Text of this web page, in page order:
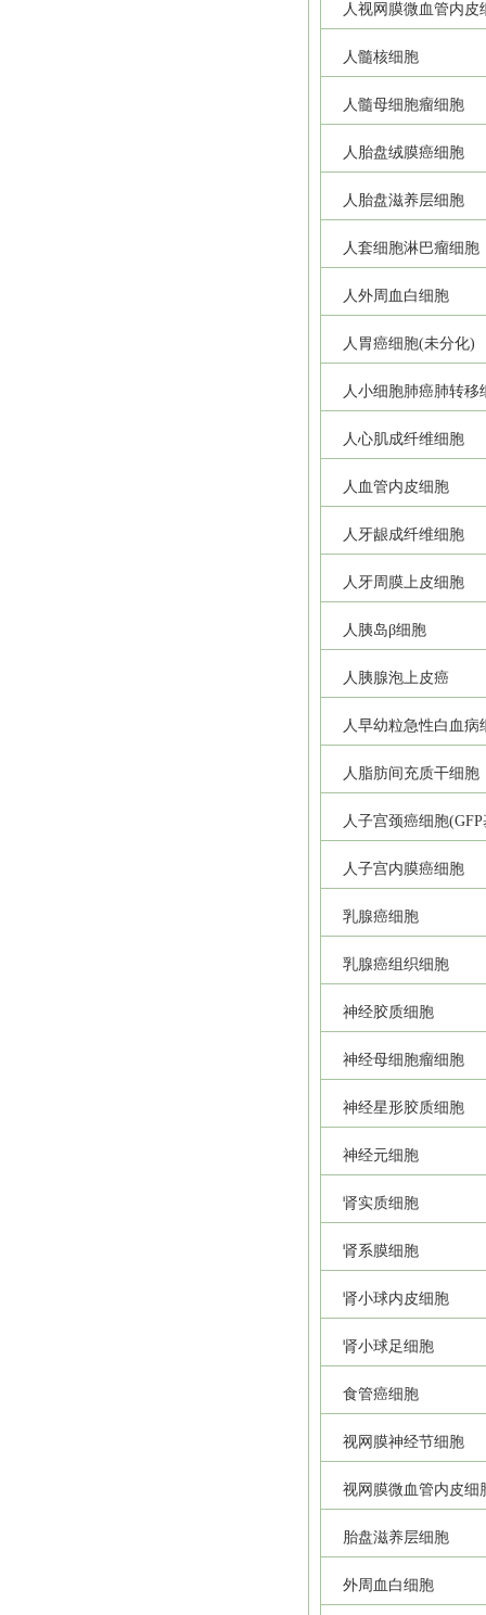
人视网膜微血管内皮
人髓核细胞
人髓母细胞瘤细胞
人胎盘绒膜癌细胞
人胎盘滋养层细胞
人套细胞淋巴瘤细胞
人外周血白细胞
人胃癌细胞(未分化)
人小细胞肺癌肺转移
人心肌成纤维细胞
人血管内皮细胞
人牙龈成纤维细胞
人牙周膜上皮细胞
人胰岛β细胞
人胰腺泡上皮癌
人早幼粒急性白血病
人脂肪间充质干细胞
人子宫颈癌细胞
人子宫内膜癌细胞
乳腺癌细胞
乳腺癌组织细胞
神经胶质细胞
神经母细胞瘤细胞
神经星形胶质细胞
神经元细胞
肾实质细胞
肾系膜细胞
肾小球内皮细胞
肾小球足细胞
食管癌细胞
视网膜神经节细胞
视网膜微血管内皮细
胎盘滋养层细胞
外周血白细胞